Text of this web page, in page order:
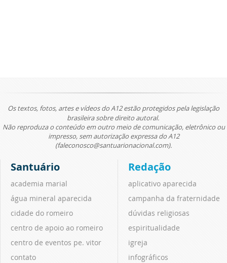
Os textos, fotos, artes e vídeos do A12 estão protegidos pela legislação
brasileira sobre direito autoral.
Não reproduza o conteúdo em outro meio de comunicação, eletrônico ou
impresso, sem autorização expressa do A12
(faleconosco@santuarionacional.com).
Santuário
academia marial
água mineral aparecida
cidade do romeiro
centro de apoio ao romeiro
centro de eventos pe. vitor
contato
Redação
aplicativo aparecida
campanha da fraternidade
dúvidas religiosas
espiritualidade
igreja
infográficos